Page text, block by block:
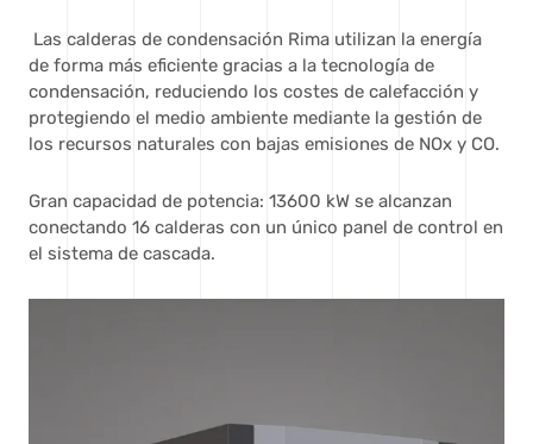
Las calderas de condensación Rima utilizan la energía
de forma más eficiente gracias a la tecnología de
condensación, reduciendo los costes de calefacción y
protegiendo el medio ambiente mediante la gestión de
los recursos naturales con bajas emisiones de NOx y CO.
Gran capacidad de potencia: 13600 kW se alcanzan
conectando 16 calderas con un único panel de control en
el sistema de cascada.